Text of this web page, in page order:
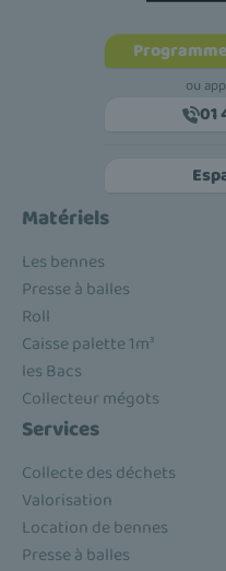
ou
01
Matériels
Les bennes
Presse à balles
Roll
Caisse palette 1m³
les Bacs
Collecteur mégots
Services
Collecte des déchets
Valorisation
Location de bennes
Presse à balles